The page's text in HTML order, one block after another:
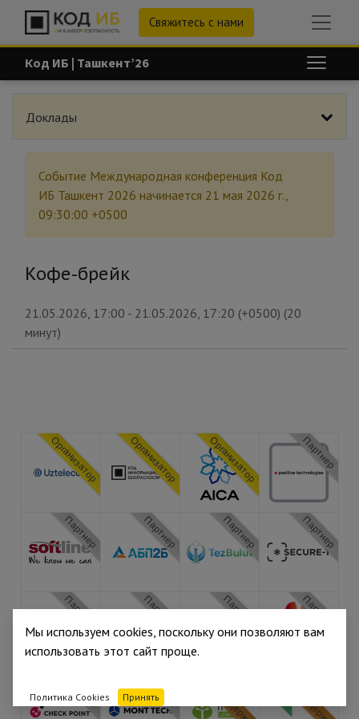
Свяжитесь с нами
Код ИБ | Ташкент’26
Доклады
Событие Международная конференция Код
ИБ Ташкент 2026 начинается 21 мая 2026 г.,
09:30:00 +0500
Кофе-брейк
21.05.2026, 17:00 - 21.05.2026, 17:20 (+0500) (20
минут)
Организатор Организатор Организатор Партнер
Партнер Партнер Партнер Партнер
Партнер Партнер Партнер Партнер
Партнер Партнер При поддержке При поддержке
Мы используем cookies, поскольку они позволяют вам
использовать этот сайт проще.
Политика Cookies Принять